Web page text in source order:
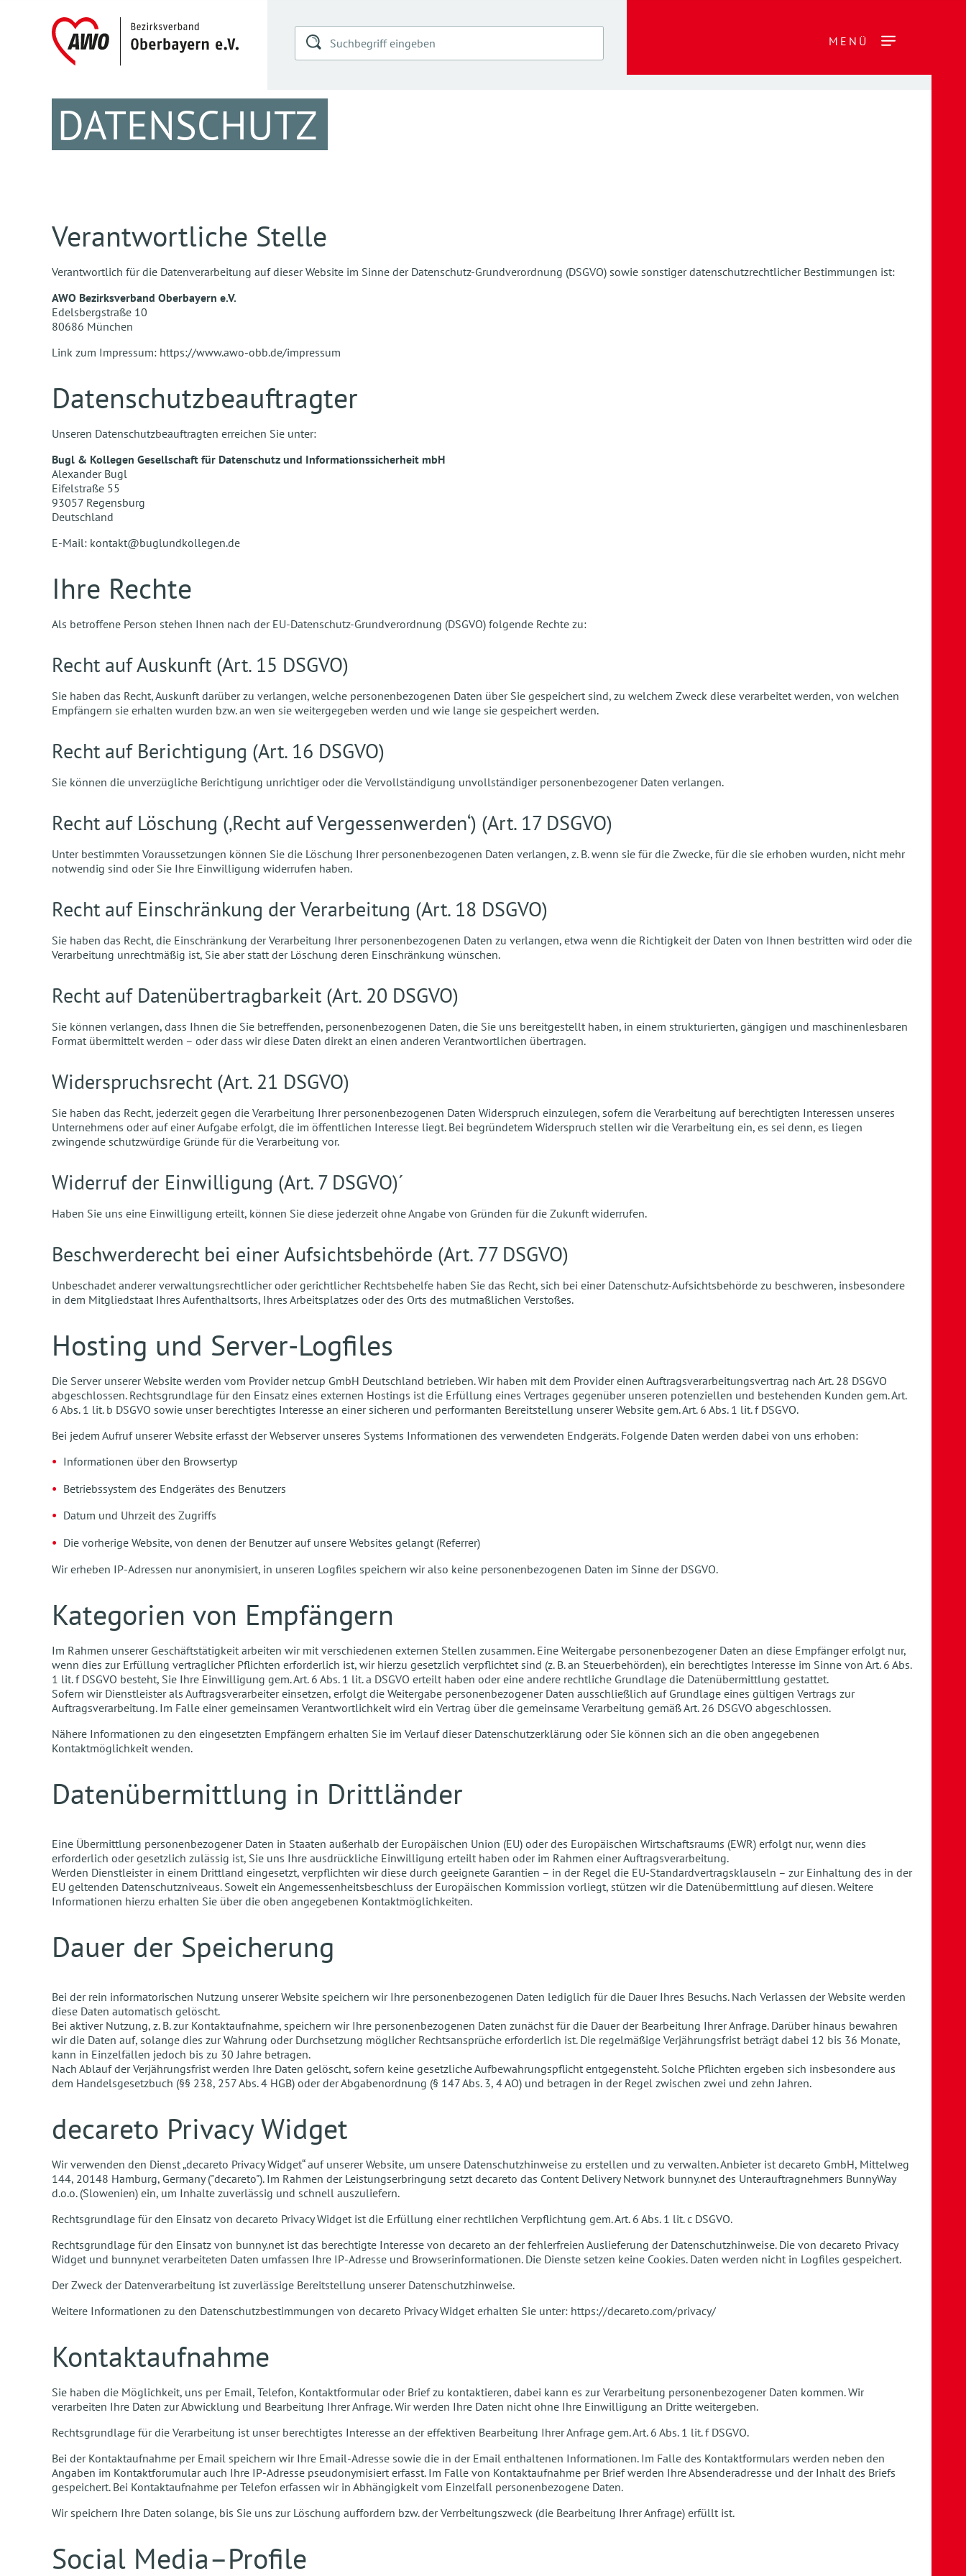
MENÜ
DATENSCHUTZ
Verantwortliche Stelle
Verantwortlich für die Datenverarbeitung auf dieser Website im Sinne der Datenschutz-Grundverordnung (DSGVO) sowie sonstiger datenschutzrechtlicher Bestimmungen ist:
AWO Bezirksverband Oberbayern e.V.
Edelsbergstraße 10
80686 München
Link zum Impressum: https://www.awo-obb.de/impressum
Datenschutzbeauftragter
Unseren Datenschutzbeauftragten erreichen Sie unter:
Bugl & Kollegen Gesellschaft für Datenschutz und Informationssicherheit mbH
Alexander Bugl
Eifelstraße 55
93057 Regensburg
Deutschland
E-Mail: kontakt@buglundkollegen.de
Ihre Rechte
Als betroffene Person stehen Ihnen nach der EU-Datenschutz-Grundverordnung (DSGVO) folgende Rechte zu:
Recht auf Auskunft (Art. 15 DSGVO)
Sie haben das Recht, Auskunft darüber zu verlangen, welche personenbezogenen Daten über Sie gespeichert sind, zu welchem Zweck diese verarbeitet werden, von welchen
Empfängern sie erhalten wurden bzw. an wen sie weitergegeben werden und wie lange sie gespeichert werden.
Recht auf Berichtigung (Art. 16 DSGVO)
Sie können die unverzügliche Berichtigung unrichtiger oder die Vervollständigung unvollständiger personenbezogener Daten verlangen.
Recht auf Löschung (‚Recht auf Vergessenwerden‘) (Art. 17 DSGVO)
Unter bestimmten Voraussetzungen können Sie die Löschung Ihrer personenbezogenen Daten verlangen, z. B. wenn sie für die Zwecke, für die sie erhoben wurden, nicht mehr
notwendig sind oder Sie Ihre Einwilligung widerrufen haben.
Recht auf Einschränkung der Verarbeitung (Art. 18 DSGVO)
Sie haben das Recht, die Einschränkung der Verarbeitung Ihrer personenbezogenen Daten zu verlangen, etwa wenn die Richtigkeit der Daten von Ihnen bestritten wird oder die
Verarbeitung unrechtmäßig ist, Sie aber statt der Löschung deren Einschränkung wünschen.
Recht auf Datenübertragbarkeit (Art. 20 DSGVO)
Sie können verlangen, dass Ihnen die Sie betreffenden, personenbezogenen Daten, die Sie uns bereitgestellt haben, in einem strukturierten, gängigen und maschinenlesbaren
Format übermittelt werden – oder dass wir diese Daten direkt an einen anderen Verantwortlichen übertragen.
Widerspruchsrecht (Art. 21 DSGVO)
Sie haben das Recht, jederzeit gegen die Verarbeitung Ihrer personenbezogenen Daten Widerspruch einzulegen, sofern die Verarbeitung auf berechtigten Interessen unseres
Unternehmens oder auf einer Aufgabe erfolgt, die im öffentlichen Interesse liegt. Bei begründetem Widerspruch stellen wir die Verarbeitung ein, es sei denn, es liegen
zwingende schutzwürdige Gründe für die Verarbeitung vor.
Widerruf der Einwilligung (Art. 7 DSGVO)´
Haben Sie uns eine Einwilligung erteilt, können Sie diese jederzeit ohne Angabe von Gründen für die Zukunft widerrufen.
Beschwerderecht bei einer Aufsichtsbehörde (Art. 77 DSGVO)
Unbeschadet anderer verwaltungsrechtlicher oder gerichtlicher Rechtsbehelfe haben Sie das Recht, sich bei einer Datenschutz-Aufsichtsbehörde zu beschweren, insbesondere
in dem Mitgliedstaat Ihres Aufenthaltsorts, Ihres Arbeitsplatzes oder des Orts des mutmaßlichen Verstoßes.
Hosting und Server-Logfiles
Die Server unserer Website werden vom Provider netcup GmbH Deutschland betrieben. Wir haben mit dem Provider einen Auftragsverarbeitungsvertrag nach Art. 28 DSGVO
abgeschlossen. Rechtsgrundlage für den Einsatz eines externen Hostings ist die Erfüllung eines Vertrages gegenüber unseren potenziellen und bestehenden Kunden gem. Art.
6 Abs. 1 lit. b DSGVO sowie unser berechtigtes Interesse an einer sicheren und performanten Bereitstellung unserer Website gem. Art. 6 Abs. 1 lit. f DSGVO.
Bei jedem Aufruf unserer Website erfasst der Webserver unseres Systems Informationen des verwendeten Endgeräts. Folgende Daten werden dabei von uns erhoben:
Informationen über den Browsertyp
Betriebssystem des Endgerätes des Benutzers
Datum und Uhrzeit des Zugriffs
Die vorherige Website, von denen der Benutzer auf unsere Websites gelangt (Referrer)
Wir erheben IP-Adressen nur anonymisiert, in unseren Logfiles speichern wir also keine personenbezogenen Daten im Sinne der DSGVO.
Kategorien von Empfängern
Im Rahmen unserer Geschäftstätigkeit arbeiten wir mit verschiedenen externen Stellen zusammen. Eine Weitergabe personenbezogener Daten an diese Empfänger erfolgt nur,
wenn dies zur Erfüllung vertraglicher Pflichten erforderlich ist, wir hierzu gesetzlich verpflichtet sind (z. B. an Steuerbehörden), ein berechtigtes Interesse im Sinne von Art. 6 Abs.
1 lit. f DSGVO besteht, Sie Ihre Einwilligung gem. Art. 6 Abs. 1 lit. a DSGVO erteilt haben oder eine andere rechtliche Grundlage die Datenübermittlung gestattet.
Sofern wir Dienstleister als Auftragsverarbeiter einsetzen, erfolgt die Weitergabe personenbezogener Daten ausschließlich auf Grundlage eines gültigen Vertrags zur
Auftragsverarbeitung. Im Falle einer gemeinsamen Verantwortlichkeit wird ein Vertrag über die gemeinsame Verarbeitung gemäß Art. 26 DSGVO abgeschlossen.
Nähere Informationen zu den eingesetzten Empfängern erhalten Sie im Verlauf dieser Datenschutzerklärung oder Sie können sich an die oben angegebenen
Kontaktmöglichkeit wenden.
Datenübermittlung in Drittländer
Eine Übermittlung personenbezogener Daten in Staaten außerhalb der Europäischen Union (EU) oder des Europäischen Wirtschaftsraums (EWR) erfolgt nur, wenn dies
erforderlich oder gesetzlich zulässig ist, Sie uns Ihre ausdrückliche Einwilligung erteilt haben oder im Rahmen einer Auftragsverarbeitung.
Werden Dienstleister in einem Drittland eingesetzt, verpflichten wir diese durch geeignete Garantien – in der Regel die EU-Standardvertragsklauseln – zur Einhaltung des in der
EU geltenden Datenschutzniveaus. Soweit ein Angemessenheitsbeschluss der Europäischen Kommission vorliegt, stützen wir die Datenübermittlung auf diesen. Weitere
Informationen hierzu erhalten Sie über die oben angegebenen Kontaktmöglichkeiten.
Dauer der Speicherung
Bei der rein informatorischen Nutzung unserer Website speichern wir Ihre personenbezogenen Daten lediglich für die Dauer Ihres Besuchs. Nach Verlassen der Website werden
diese Daten automatisch gelöscht.
Bei aktiver Nutzung, z. B. zur Kontaktaufnahme, speichern wir Ihre personenbezogenen Daten zunächst für die Dauer der Bearbeitung Ihrer Anfrage. Darüber hinaus bewahren
wir die Daten auf, solange dies zur Wahrung oder Durchsetzung möglicher Rechtsansprüche erforderlich ist. Die regelmäßige Verjährungsfrist beträgt dabei 12 bis 36 Monate,
kann in Einzelfällen jedoch bis zu 30 Jahre betragen.
Nach Ablauf der Verjährungsfrist werden Ihre Daten gelöscht, sofern keine gesetzliche Aufbewahrungspflicht entgegensteht. Solche Pflichten ergeben sich insbesondere aus
dem Handelsgesetzbuch (§§ 238, 257 Abs. 4 HGB) oder der Abgabenordnung (§ 147 Abs. 3, 4 AO) und betragen in der Regel zwischen zwei und zehn Jahren.
decareto Privacy Widget
Wir verwenden den Dienst „decareto Privacy Widget“ auf unserer Website, um unsere Datenschutzhinweise zu erstellen und zu verwalten. Anbieter ist decareto GmbH, Mittelweg
144, 20148 Hamburg, Germany ("decareto"). Im Rahmen der Leistungserbringung setzt decareto das Content Delivery Network bunny.net des Unterauftragnehmers BunnyWay
d.o.o. (Slowenien) ein, um Inhalte zuverlässig und schnell auszuliefern.
Rechtsgrundlage für den Einsatz von decareto Privacy Widget ist die Erfüllung einer rechtlichen Verpflichtung gem. Art. 6 Abs. 1 lit. c DSGVO.
Rechtsgrundlage für den Einsatz von bunny.net ist das berechtigte Interesse von decareto an der fehlerfreien Auslieferung der Datenschutzhinweise. Die von decareto Privacy
Widget und bunny.net verarbeiteten Daten umfassen Ihre IP-Adresse und Browserinformationen. Die Dienste setzen keine Cookies. Daten werden nicht in Logfiles gespeichert.
Der Zweck der Datenverarbeitung ist zuverlässige Bereitstellung unserer Datenschutzhinweise.
Weitere Informationen zu den Datenschutzbestimmungen von decareto Privacy Widget erhalten Sie unter: https://decareto.com/privacy/
Kontaktaufnahme
Sie haben die Möglichkeit, uns per Email, Telefon, Kontaktformular oder Brief zu kontaktieren, dabei kann es zur Verarbeitung personenbezogener Daten kommen. Wir
verarbeiten Ihre Daten zur Abwicklung und Bearbeitung Ihrer Anfrage. Wir werden Ihre Daten nicht ohne Ihre Einwilligung an Dritte weitergeben.
Rechtsgrundlage für die Verarbeitung ist unser berechtigtes Interesse an der effektiven Bearbeitung Ihrer Anfrage gem. Art. 6 Abs. 1 lit. f DSGVO.
Bei der Kontaktaufnahme per Email speichern wir Ihre Email-Adresse sowie die in der Email enthaltenen Informationen. Im Falle des Kontaktformulars werden neben den
Angaben im Kontaktforumular auch Ihre IP-Adresse pseudonymisiert erfasst. Im Falle von Kontaktaufnahme per Brief werden Ihre Absenderadresse und der Inhalt des Briefs
gespeichert. Bei Kontaktaufnahme per Telefon erfassen wir in Abhängigkeit vom Einzelfall personenbezogene Daten.
Wir speichern Ihre Daten solange, bis Sie uns zur Löschung auffordern bzw. der Verrbeitungszweck (die Bearbeitung Ihrer Anfrage) erfüllt ist.
Social Media–Profile